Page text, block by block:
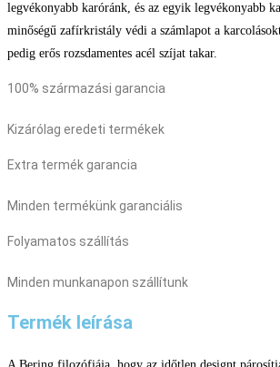
legvékonyabb karóránk, és az egyik legvékonyabb
minőségű zafírkristály védi a számlapot a
pedig erős rozsdamentes acél szíjat takar.
100% származási garancia
Kizárólag eredeti termékek
Extra termék garancia
Minden termékünk garanciális
Folyamatos szállítás
Minden munkanapon szállítunk
Termék leírása